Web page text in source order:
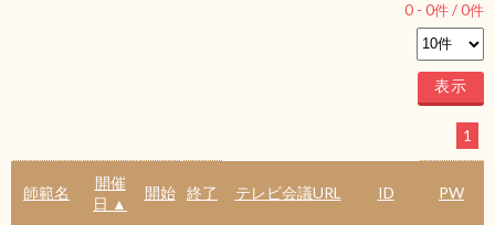
0 - 0件 /0件
1
師範名
開催
日 ▲
開始 終了 テレビ会議URL ID PW